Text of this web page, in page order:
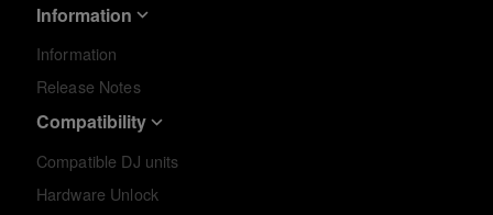
Information
Information
Release Notes
Compatibility
Compatible DJ units
Hardware Unlock